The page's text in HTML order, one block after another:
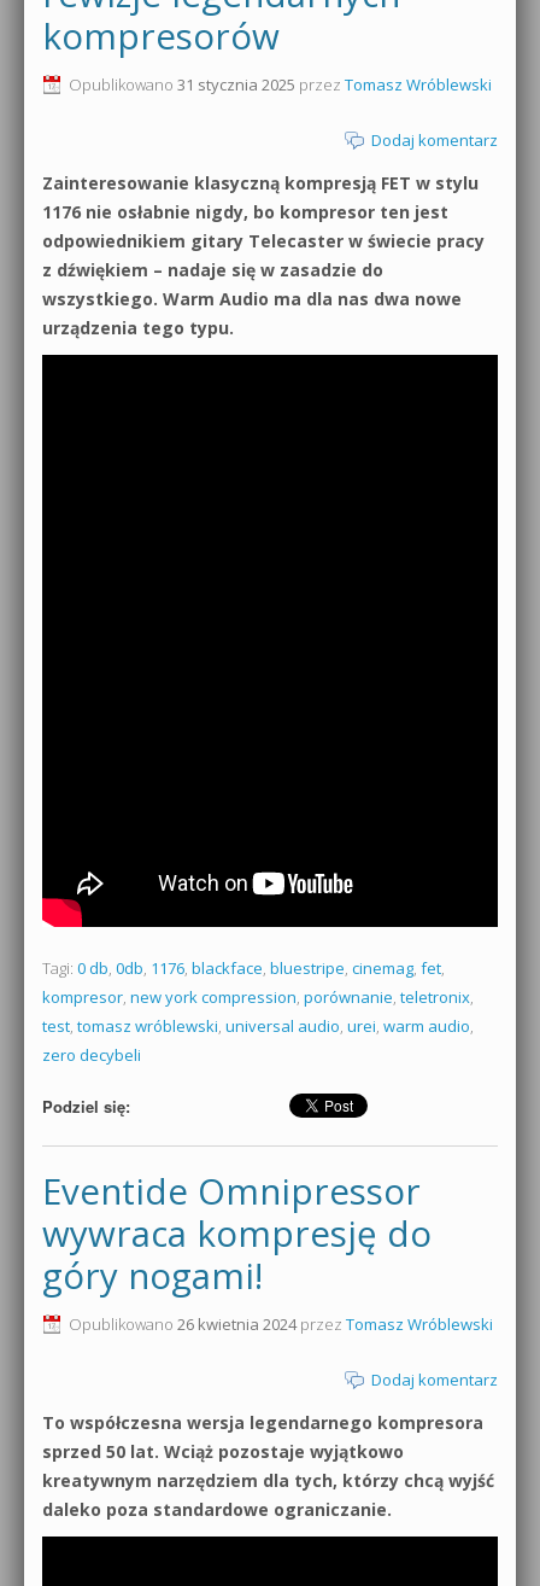
Produkcja muzyczna od podstaw
Dubstep z syntezatorem Massive
Kontakt 5 Kompendium
Pakiety
0dB.pl - informacje
Newsletter
Polityka prywatności
Regulamin
Działanie sklepu internetowego
kompresorów
Opublikowano 31 stycznia 2025 przez Tomasz Wróblewski
Dodaj komentarz
Zainteresowanie klasyczną kompresją FET w stylu
1176 nie osłabnie nigdy, bo kompresor ten jest
odpowiednikiem gitary Telecaster w świecie pracy
z dźwiękiem – nadaje się w zasadzie do
wszystkiego. Warm Audio ma dla nas dwa nowe
urządzenia tego typu.
Tagi: 0 db, 0db, 1176, blackface, bluestripe, cinemag, fet,
kompresor, new york compression, porównanie, teletronix,
test, tomasz wróblewski, universal audio, urei, warm audio,
zero decybeli
Podziel się:
Eventide Omnipressor
wywraca kompresję do
góry nogami!
Opublikowano 26 kwietnia 2024przez Tomasz Wróblewski
Dodaj komentarz
To współczesna wersja legendarnego kompresora
sprzed 50 lat. Wciąż pozostaje wyjątkowo
kreatywnym narzędziem dla tych, którzy chcą wyjść
daleko poza standardowe ograniczanie.